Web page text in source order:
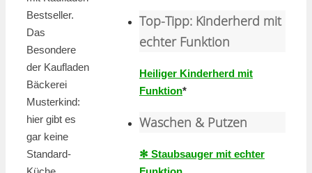
Bestseller.
Das
Besondere
der Kaufladen
Bäckerei
Musterkind:
hier gibt es
gar keine
Standard-
Top-Tipp: Kinderherd mit
echter Funktion
Heiliger Kinderherd mit
Funktion*
Waschen & Putzen
✻ Staubsauger mit echter